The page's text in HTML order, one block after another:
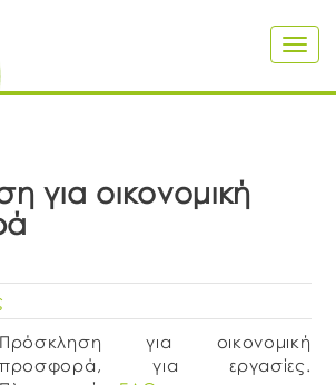
για οικονομική
Πρόσκληση για οικονομική
προσφορά, για εργασίες.